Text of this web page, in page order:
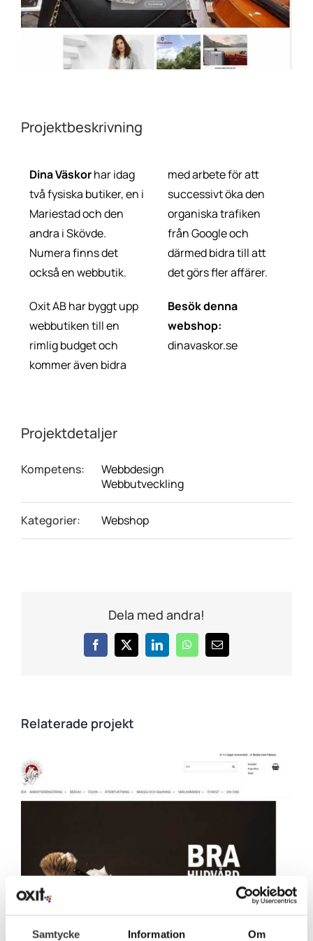
Samtycke Information Om
Projektbeskrivning
Dina Väskorhar idag
två fysiska butiker, en i
Mariestad och den
andra i Skövde.
Numera finns det
också en webbutik.
Oxit AB har byggt upp
webbutiken till en
rimlig budget och
kommer även bidra
med arbete för att
successivt öka den
organiska trafiken
från Google och
därmed bidra till att
det görs fler affärer.
Besök denna
webshop:
dinavaskor.se
Projektdetaljer
Kompetens:
Webbdesign
Webbutveckling
Kategorier: Webshop
Dela med andra!
Facebook
X LinkedInWhatsApp
E-
Relaterade projekt